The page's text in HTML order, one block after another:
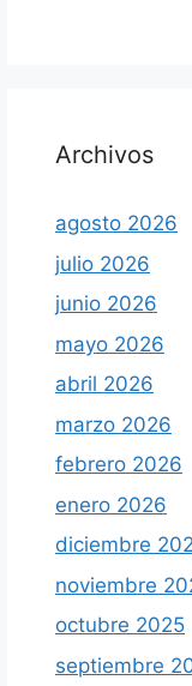
Archivos
agosto 2026
julio 2026
junio 2026
mayo 2026
abril 2026
marzo 2026
febrero 2026
enero 2026
diciembre
noviembre
octubre 2025
septiembre